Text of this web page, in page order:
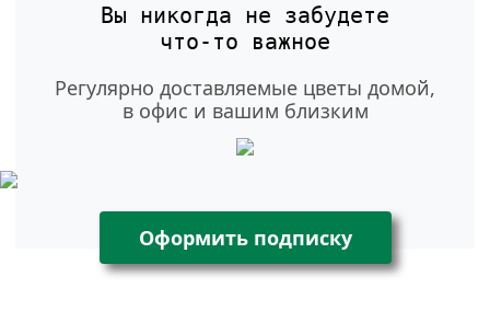
Вы никогда не забудете
что-то важное
Регулярно доставляемые цветы домой,
в офис и вашим близким
Оформить подписку